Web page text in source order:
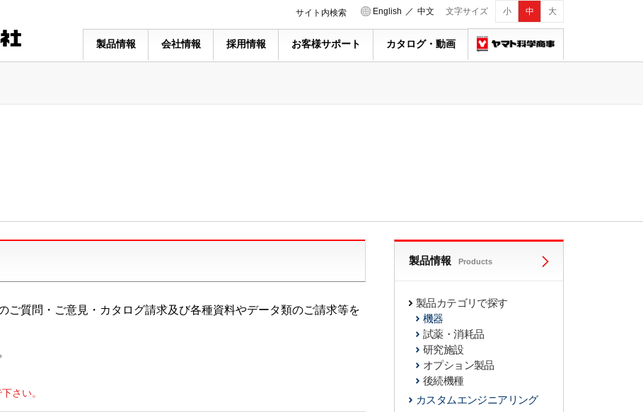
文字サイズ 小 中 大
English ／ 中文
サイト内検索
製品情報 会社情報 採用情報 お客様サポート カタログ・動画
ご質問・ご意見・カタログ請求及び各種資料やデータ類のご請求等を
さい。
製品情報 Products
製品カテゴリで探す
機器
試薬・消耗品
研究施設
オプション製品
後続機種
カスタムエンジニアリング